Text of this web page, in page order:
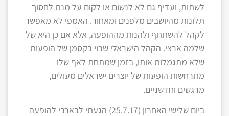
לשתות, ועדיף גם לא לנשום או לקום על מנת לחסוך
תלונות מהיושבים מלפנים ומאחור. האמפי לא מאפשר
לקהל להשתתף ולהנות מההופעה, אלא אם כן היא של
שלמה ארצי. הקהל הישראלי שבוי בקסמן של הופעות
שלא מתגמלות אותו, בזמן שמתחת לאף שלו
מתרחשות הופעות של יוצרים ישראלים מעולים,
מרגשים וחדשניים.
ביום שלישי האחרון (25.7.17) הגעתי לבארבי להופעה